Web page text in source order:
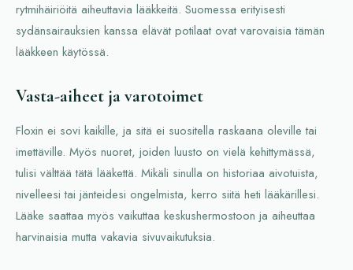
rytmihäiriöitä aiheuttavia lääkkeitä. Suomessa erityisesti
sydänsairauksien kanssa elävät potilaat ovat varovaisia tämän
lääkkeen käytössä.
Vasta-aiheet ja varotoimet
Floxin ei sovi kaikille, ja sitä ei suositella raskaana oleville tai
imettäville. Myös nuoret, joiden luusto on vielä kehittymässä,
tulisi välttää tätä lääkettä. Mikäli sinulla on historiaa aivotuista,
nivelleesi tai jänteidesi ongelmista, kerro siitä heti lääkärillesi.
Lääke saattaa myös vaikuttaa keskushermostoon ja aiheuttaa
harvinaisia mutta vakavia sivuvaikutuksia.